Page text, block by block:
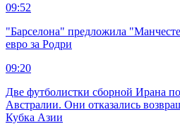
09:52
"Барселона" предложила
евро за Родри
09:20
Две футболистки сборной Ирана
Австралии. Они отказались
Кубка Азии